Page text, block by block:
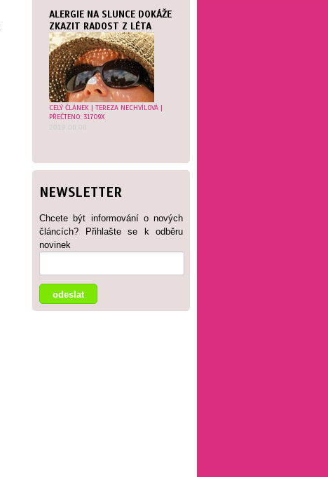
ALERGIE NA SLUNCE DOKÁŽE
ZKAZIT RADOST Z LÉTA
CELÝ ČLÁNEK | TEREZA NECHVÍLOVÁ |
PŘEČTENO: 31709X
2019.06.08
NEWSLETTER
Chcete být informování o nových
článcích? Přihlašte se k odběru
novinek